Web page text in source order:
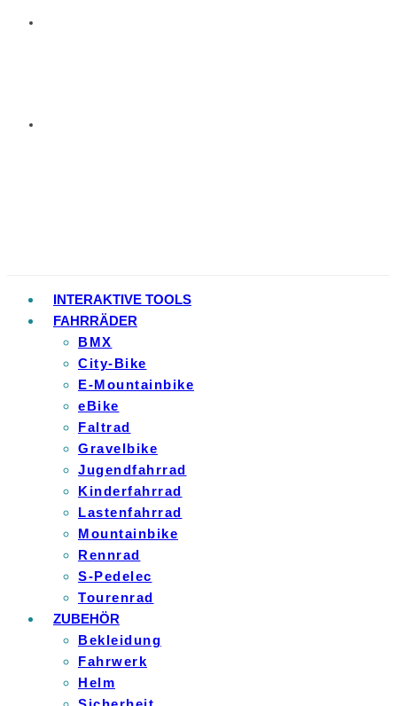
INTERAKTIVE TOOLS
FAHRRÄDER
BMX
City-Bike
E-Mountainbike
eBike
Faltrad
Gravelbike
Jugendfahrrad
Kinderfahrrad
Lastenfahrrad
Mountainbike
Rennrad
S-Pedelec
Tourenrad
ZUBEHÖR
Bekleidung
Fahrwerk
Helm